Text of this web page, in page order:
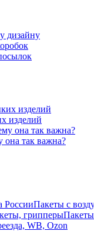
дизайну
изделий
она так важна?
РоссииПакеты с
грипперы
WB, Ozon